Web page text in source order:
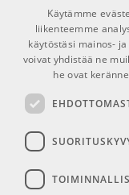
Käytämme
liikenteemme
käytöstäsi mainos-
voivat yhdistää ne
he ovat